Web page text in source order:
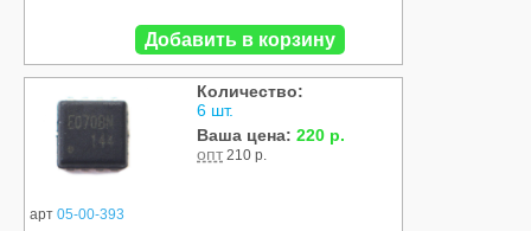
Добавить в корзину
арт 05-00-393
Количество:
6 шт.
Ваша цена: 220 р.
опт 210 р.